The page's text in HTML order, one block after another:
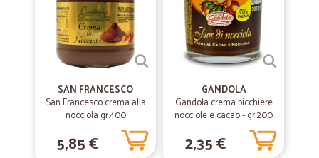
SAN FRANCESCO
San Francesco crema alla
nocciola gr.400
5,85 €
GANDOLA
Gandola crema bicchiere
nocciole e cacao - gr.200
2,35 €